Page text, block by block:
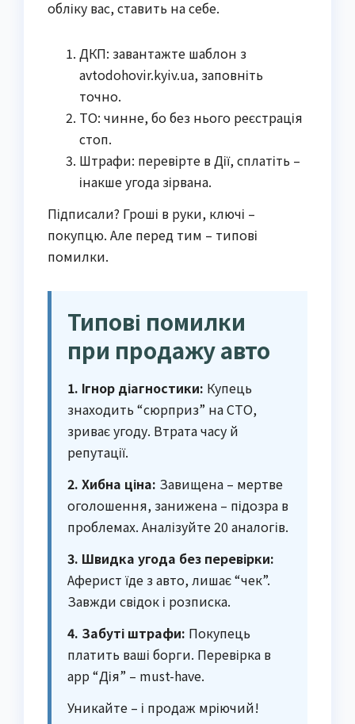
обліку вас, ставить на себе.
ДКП: завантажте шаблон з
avtodohovir.kyiv.ua, заповніть
точно.
ТО: чинне, бо без нього реєстрація
стоп.
Штрафи: перевірте в Дії, сплатіть –
інакше угода зірвана.
Підписали? Гроші в руки, ключі –
покупцю. Але перед тим – типові
помилки.
Типові помилки
при продажу авто
1. Ігнор діагностики: Купець
знаходить “сюрприз” на СТО,
зриває угоду. Втрата часу й
репутації.
2. Хибна ціна: Завищена – мертве
оголошення, занижена – підозра в
проблемах. Аналізуйте 20 аналогів.
3. Швидка угода без перевірки:
Аферист їде з авто, лишає “чек”.
Завжди свідок і розписка.
4. Забуті штрафи: Покупець
платить ваші борги. Перевірка в
app “Дія” – must-have.
Уникайте – і продаж мріючий!